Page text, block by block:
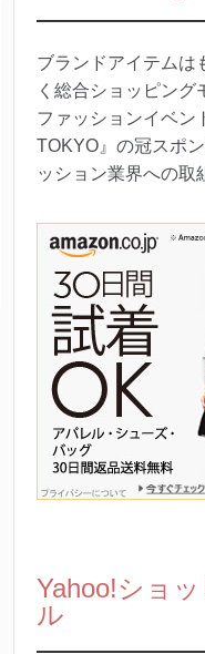
ブランドアイテムは
く総合ショッピング
ファッションイベン
TOKYO』の冠スポ
ッション業界への取
Yahoo!ショ
ル